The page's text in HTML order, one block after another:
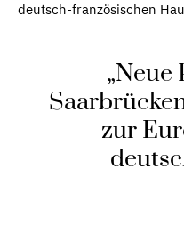
deutsch-französischen
zur